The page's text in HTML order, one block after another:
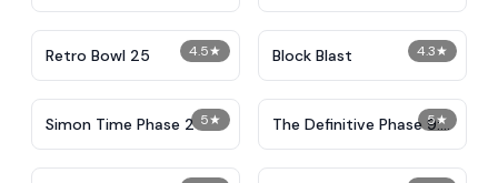
4.5★
Retro Bowl 25 4.3★
Block Blast
5★
Simon Time Phase 2 5★
The Definitive Phase 9:
Demolition